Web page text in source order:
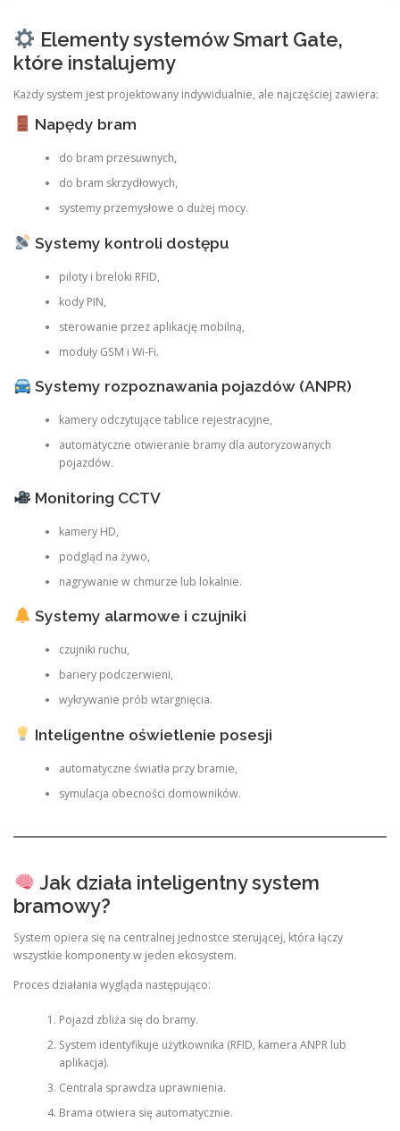
Elementy systemów Smart Gate,
które instalujemy
Każdy system jest projektowany indywidualnie, ale najczęściej zawiera:
Napędy bram
do bram przesuwnych,
do bram skrzydłowych,
systemy przemysłowe o dużej mocy.
Systemy kontroli dostępu
piloty i breloki RFID,
kody PIN,
sterowanie przez aplikację mobilną,
moduły GSM i Wi-Fi.
Systemy rozpoznawania pojazdów (ANPR)
kamery odczytujące tablice rejestracyjne,
automatyczne otwieranie bramy dla autoryzowanych
pojazdów.
Monitoring CCTV
kamery HD,
podgląd na żywo,
nagrywanie w chmurze lub lokalnie.
Systemy alarmowe i czujniki
czujniki ruchu,
bariery podczerwieni,
wykrywanie prób wtargnięcia.
Inteligentne oświetlenie posesji
automatyczne światła przy bramie,
symulacja obecności domowników.
Jak działa inteligentny system
bramowy?
System opiera się na centralnej jednostce sterującej, która łączy
wszystkie komponenty w jeden ekosystem.
Proces działania wygląda następująco:
Pojazd zbliża się do bramy.
System identyfikuje użytkownika (RFID, kamera ANPR lub
aplikacja).
Centrala sprawdza uprawnienia.
Brama otwiera się automatycznie.